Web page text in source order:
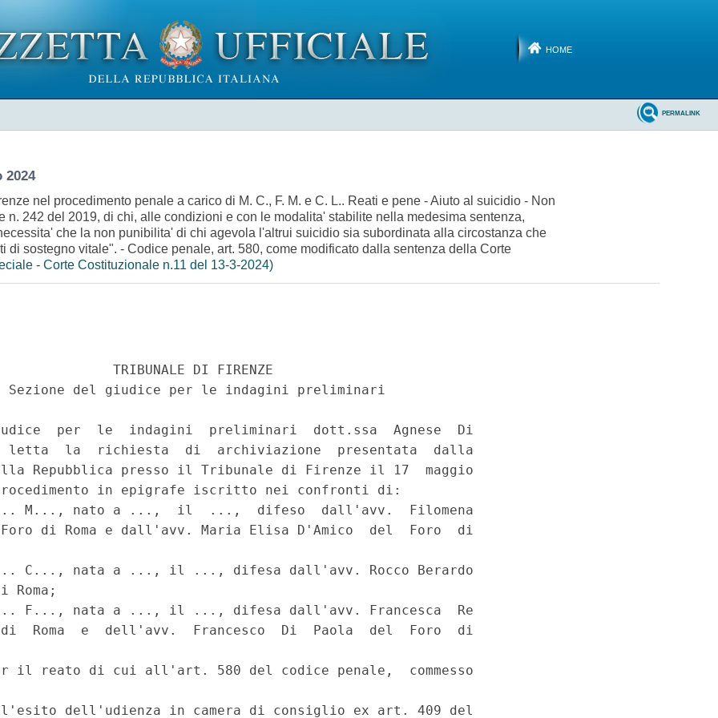
HOME
PERMALINK
2024
nel procedimento penale a carico di M. C., F. M. e C. L.. Reati e pene - Aiuto al suicidio - Non
242 del 2019, di chi, alle condizioni e con le modalita' stabilite nella medesima sentenza,
che la non punibilita' di chi agevola l'altrui suicidio sia subordinata alla circostanza che
di sostegno vitale". - Codice penale, art. 580, come modificato dalla sentenza della Corte
- Corte Costituzionale n.11 del 13-3-2024)